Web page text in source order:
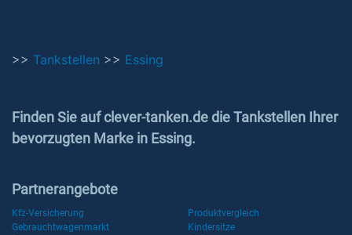
>> Tankstellen >> Essing
Finden Sie auf clever-tanken.de die Tankstellen Ihrer
bevorzugten Marke in Essing.
Partnerangebote
Kfz-Versicherung
Produktvergleich
Gebrauchtwagenmarkt
Kindersitze